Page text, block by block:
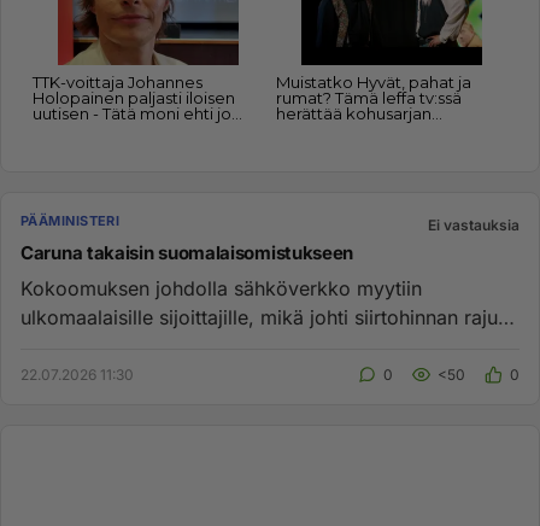
PÄÄMINISTERI Ei vastauksia
Caruna takaisin suomalaisomistukseen
Kokoomuksen johdolla sähköverkko myytiin
ulkomaalaisille sijoittajille, mikä johti siirtohinnan rajuun
22.07.2026 11:30 0 <50 0